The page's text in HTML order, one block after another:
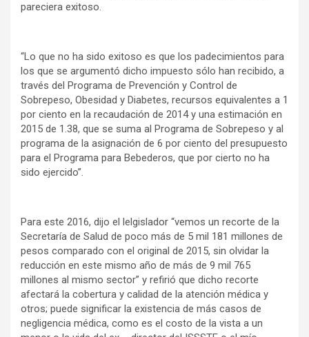
pareciera exitoso.
“Lo que no ha sido exitoso es que los padecimientos para
los que se argumentó dicho impuesto sólo han recibido, a
través del Programa de Prevención y Control de
Sobrepeso, Obesidad y Diabetes, recursos equivalentes a 1
por ciento en la recaudación de 2014 y una estimación en
2015 de 1.38, que se suma al Programa de Sobrepeso y al
programa de la asignación de 6 por ciento del presupuesto
para el Programa para Bebederos, que por cierto no ha
sido ejercido”.
Para este 2016, dijo el lelgislador “vemos un recorte de la
Secretaría de Salud de poco más de 5 mil 181 millones de
pesos comparado con el original de 2015, sin olvidar la
reducción en este mismo año de más de 9 mil 765
millones al mismo sector” y refirió que dicho recorte
afectará la cobertura y calidad de la atención médica y
otros; puede significar la existencia de más casos de
negligencia médica, como es el costo de la vista a un